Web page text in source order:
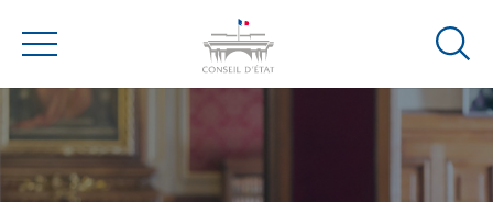
Menu
Ouvrir